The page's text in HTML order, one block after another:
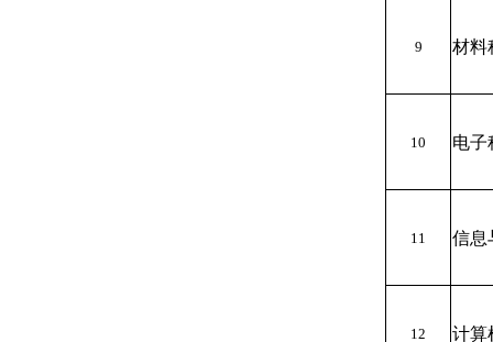
9 材料
10 电子
11 信息
12 计算